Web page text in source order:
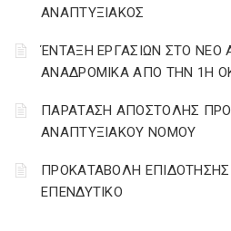
ΑΝΑΠΤΥΞΙΑΚΟΣ
ΈΝΤΑΞΗ ΕΡΓΑΣΙΩΝ ΣΤΟ
ΑΝΑΔΡΟΜΙΚΑ ΑΠΟ ΤΗΝ 1Η
ΠΑΡΑΤΑΣΗ ΑΠΟΣΤΟΛΗΣ
ΑΝΑΠΤΥΞΙΑΚΟΥ ΝΟΜΟΥ
ΠΡΟΚΑΤΑΒΟΛΗ ΕΠΙΔΟΤΗΣΗΣ
ΕΠΕΝΔΥΤΙΚΟ